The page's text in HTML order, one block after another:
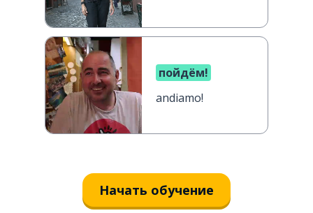
пойдём!
andiamo!
Начать обучение